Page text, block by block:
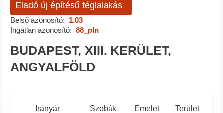
Eladó új építésű téglalakás
Belső azonosító: 1.03
Ingatlan azonosító: 88_pln
BUDAPEST, XIII. KERÜLET,
ANGYALFÖLD
Irányár Szobák Emelet Terület